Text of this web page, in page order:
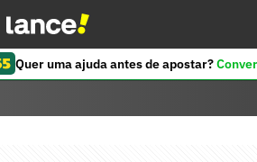
Quer uma ajuda antes de apostar?